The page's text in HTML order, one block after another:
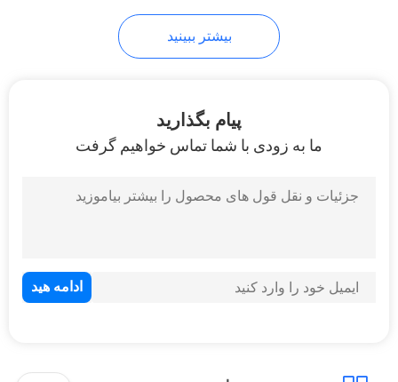
بیشتر ببینید
پیام بگذارید
ما به زودی با شما تماس خواهیم گرفت